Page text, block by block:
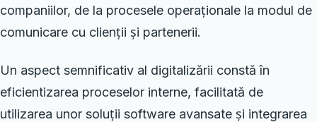
companiilor, de la procesele operaționale la modul de
comunicare cu clienții și partenerii.
Un aspect semnificativ al digitalizării constă în
eficientizarea proceselor interne, facilitată de
utilizarea unor soluții software avansate și integrarea